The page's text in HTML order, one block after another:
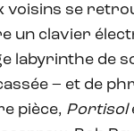
voisins se
un clavier
labyrinthe de
– et de
pièce, Portisol